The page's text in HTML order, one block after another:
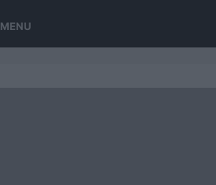
MENU